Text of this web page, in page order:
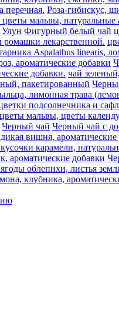
перечная. Роза-гибискус,
мальвы, натуральные
Улун Фигурный белый чай
ромашки лекарственной.
Aspalathus linearis,
ароматические добавки
добавки. чай
пакетированный
лимонная трава
подсолнечника и
мальвы, цветы
Черный чай Черный чай с
вишня, ароматические
карамели,
ароматические добавки
облепихи, листья
клубника,